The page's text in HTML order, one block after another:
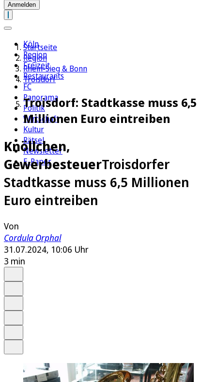
Anmelden
Köln
Region
Freizeit
Restaurants
FC
Panorama
Politik
Wirtschaft
Kultur
Rätsel
Newsletter
E-Paper
Startseite
Region
Rhein-Sieg & Bonn
Troisdorf
Troisdorf: Stadtkasse muss 6,5
Millionen Euro eintreiben
Knöllchen,
GewerbesteuerTroisdorfer
Stadtkasse muss 6,5 Millionen
Euro eintreiben
Von
Cordula Orphal
31.07.2024, 10:06 Uhr
3 min